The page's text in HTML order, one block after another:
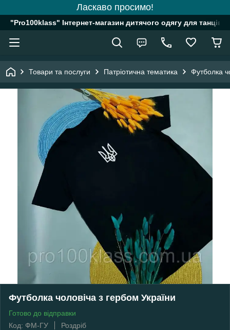
Ласкаво просимо!
"Pro100klass" Інтернет-магазин дитячого одягу для танців,
Товари та послуги Патріотична тематика Футболка
Футболка чоловіча з гербом України
Готово до відправки
Код: ФМ-ГУ
Роздріб